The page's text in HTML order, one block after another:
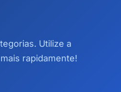
Utilize a
rapidamente!